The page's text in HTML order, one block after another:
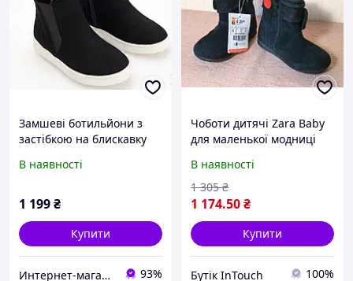
Замшеві ботильйони з
застібкою на блискавку
24,5 см Оригінал
В наявності
1 199₴
Купити
Интернет-магазин якісного одягу, взуття та іграшок- тільки оригнали "Zvettik" 93%
Чоботи дитячі Zara Baby
для маленької модниці
В наявності
1 174.50₴
1 305 ₴
Купити
Бутік InTouch 100%